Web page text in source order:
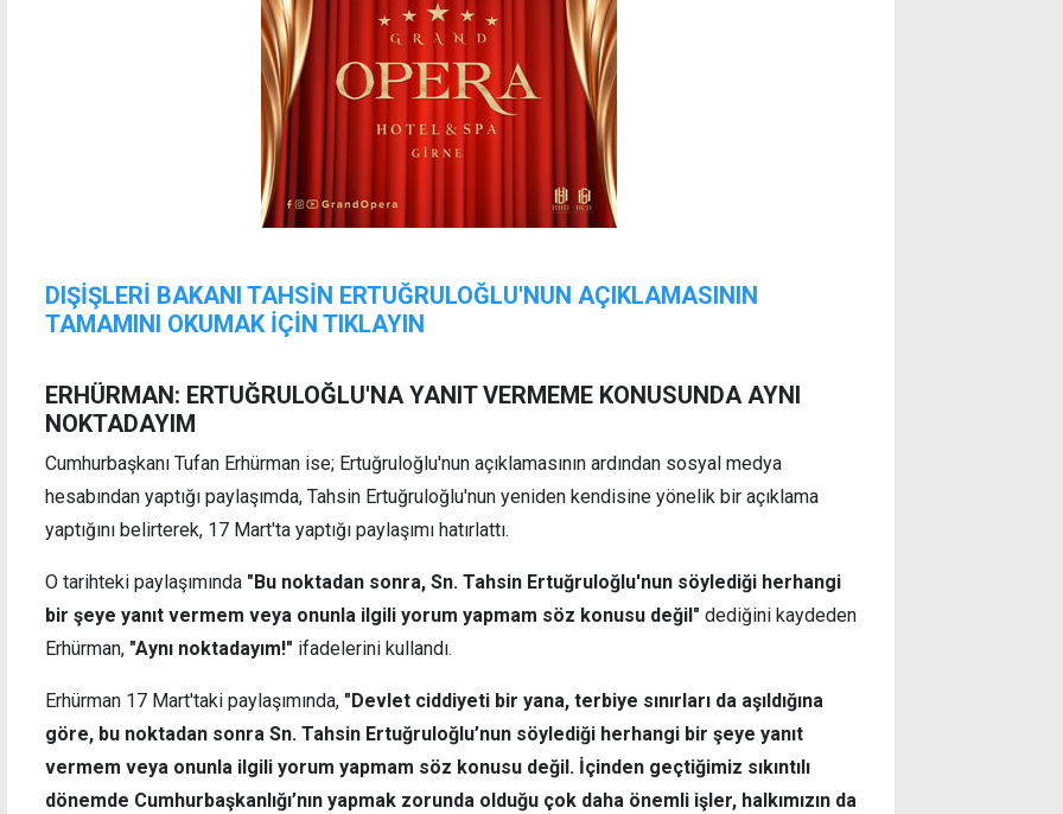
DIŞİŞLERİ BAKANI TAHSİN ERTUĞRULOĞLU'NUN AÇIKLAMASININ
TAMAMINI OKUMAK İÇİN TIKLAYIN
ERHÜRMAN: ERTUĞRULOĞLU'NA YANIT VERMEME KONUSUNDA AYNI
NOKTADAYIM
Cumhurbaşkanı Tufan Erhürman ise; Ertuğruloğlu'nun açıklamasının ardından sosyal medya
hesabından yaptığı paylaşımda, Tahsin Ertuğruloğlu'nun yeniden kendisine yönelik bir açıklama
yaptığını belirterek, 17 Mart'ta yaptığı paylaşımı hatırlattı.
O tarihteki paylaşımında "Bu noktadan sonra, Sn. Tahsin Ertuğruloğlu'nun söylediği herhangi
bir şeye yanıt vermem veya onunla ilgili yorum yapmam söz konusu değil" dediğini kaydeden
Erhürman, "Aynı noktadayım!" ifadelerini kullandı.
Erhürman 17 Mart'taki paylaşımında, "Devlet ciddiyeti bir yana, terbiye sınırları da aşıldığına
göre, bu noktadan sonra Sn. Tahsin Ertuğruloğlu’nun söylediği herhangi bir şeye yanıt
vermem veya onunla ilgili yorum yapmam söz konusu değil. İçinden geçtiğimiz sıkıntılı
dönemde Cumhurbaşkanlığı’nın yapmak zorunda olduğu çok daha önemli işler, halkımızın da